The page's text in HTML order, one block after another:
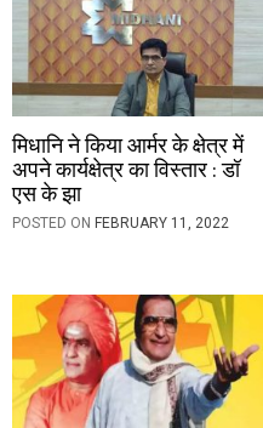
मिधानि ने किया आर्मर के क्षेत्र में
अपने कार्यक्षेत्र का विस्तार : डॉ
एस के झा
POSTED ON FEBRUARY 11, 2022